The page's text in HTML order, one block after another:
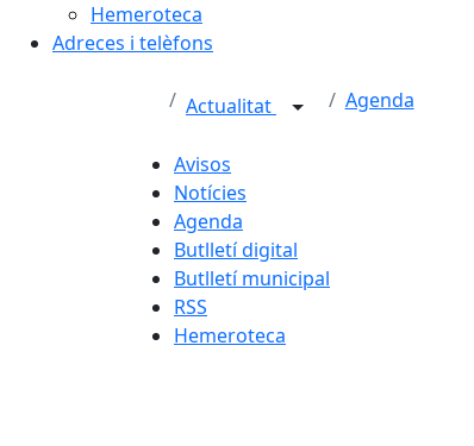
Hemeroteca
Adreces i telèfons
Actualitat Agenda
Avisos
Notícies
Agenda
Butlletí digital
Butlletí municipal
RSS
Hemeroteca